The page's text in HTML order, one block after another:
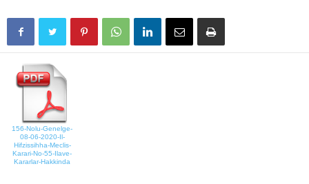
156-Nolu-Genelge-
08-06-2020-Il-
Hifzissihha-Meclis-
Karari-No-55-Ilave-
Kararlar-Hakkinda